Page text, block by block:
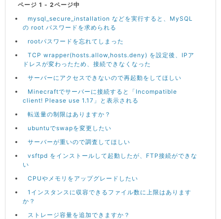
ページ 1 - 2ページ中
mysql_secure_installation などを実行すると、MySQL
の root パスワードを求められる
rootパスワードを忘れてしまった
TCP wrapper(hosts.allow,hosts.deny) を設定後、IPア
ドレスが変わったため、接続できなくなった
サーバーにアクセスできないので再起動をしてほしい
Minecraftでサーバーに接続すると「Incompatible
client! Please use 1.17」と表示される
転送量の制限はありますか？
ubuntuでswapを変更したい
サーバーが重いので調査してほしい
vsftpd をインストールして起動したが、FTP接続ができな
い
CPUやメモリをアップグレードしたい
1インスタンスに収容できるファイル数に上限はあります
か？
ストレージ容量を追加できますか？